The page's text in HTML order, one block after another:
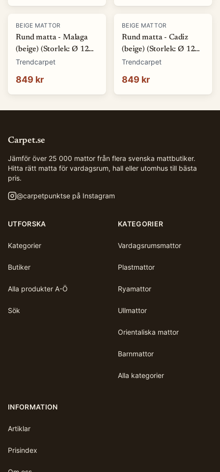
BEIGE MATTOR
Rund matta - Malaga
(beige) (Storlek: Ø 120
cm)
Trendcarpet
849 kr
BEIGE MATTOR
Rund matta - Cadiz
(beige) (Storlek: Ø 120
cm)
Trendcarpet
849 kr
Carpet.se
Jämför över 25 000 mattor från flera svenska mattbutiker.
Hitta rätt matta för vardagsrum, hall eller utomhus till bästa
pris.
@carpetpunktse på Instagram
UTFORSKA
Kategorier
Butiker
Alla produkter A-Ö
Sök
KATEGORIER
Vardagsrumsmattor
Plastmattor
Ryamattor
Ullmattor
Orientaliska mattor
Barnmattor
Alla kategorier
INFORMATION
Artiklar
Prisindex